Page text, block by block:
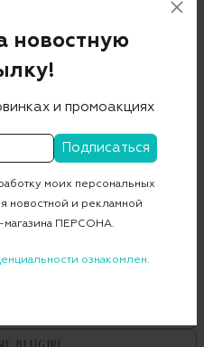
выдачи
представителем
BLUGIRL
новостную
и промоакциях
моих персональных
новостной и рекламной
магазина ПЕРСОНА.
ознакомлен.